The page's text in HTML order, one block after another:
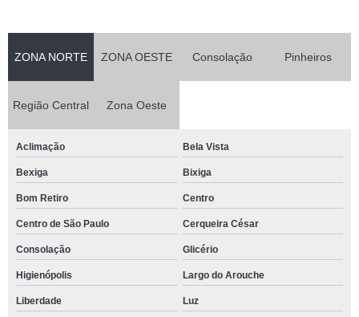
ZONA NORTE ZONA OESTE Consolação Pinheiros
Região Central Zona Oeste
Aclimação Bela Vista
Bexiga Bixiga
Bom Retiro Centro
Centro de São Paulo Cerqueira César
Consolação Glicério
Higienópolis Largo do Arouche
Liberdade Luz